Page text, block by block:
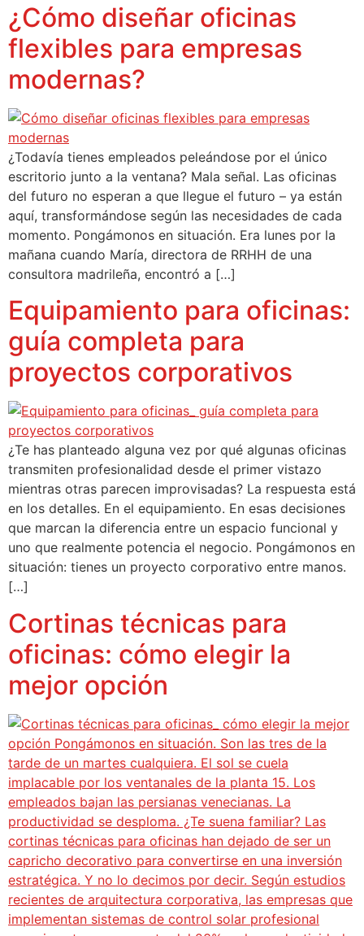
¿Cómo diseñar oficinas
flexibles para empresas
modernas?
¿Todavía tienes empleados peleándose por el único
escritorio junto a la ventana? Mala señal. Las oficinas
del futuro no esperan a que llegue el futuro – ya están
aquí, transformándose según las necesidades de cada
momento. Pongámonos en situación. Era lunes por la
mañana cuando María, directora de RRHH de una
consultora madrileña, encontró a […]
Equipamiento para oficinas:
guía completa para
proyectos corporativos
¿Te has planteado alguna vez por qué algunas oficinas
transmiten profesionalidad desde el primer vistazo
mientras otras parecen improvisadas? La respuesta está
en los detalles. En el equipamiento. En esas decisiones
que marcan la diferencia entre un espacio funcional y
uno que realmente potencia el negocio. Pongámonos en
situación: tienes un proyecto corporativo entre manos.
[…]
Cortinas técnicas para
oficinas: cómo elegir la
mejor opción